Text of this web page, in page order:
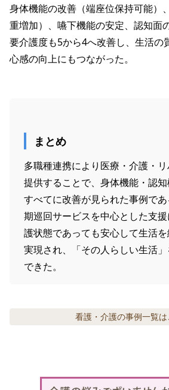
身体機能の改善（端座位保持可能）
重増加）、嚥下機能の安定、認知面
要介護度も5から4へ改善し、生活の
心感の向上にもつながった。
まとめ
多職種連携により医療・介護・
提供することで、身体機能・認
すべてに改善が見られた事例で
期巡回サービスを中心とした支
護状態であっても安心して生活
実現され、「その人らしい生活
看護・介護の事例一覧は